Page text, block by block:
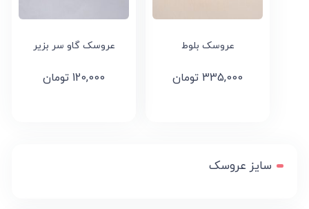
عروسک بلوط
335,000 تومان
عروسک گاو سر بزیر
120,000 تومان
سایز عروسک